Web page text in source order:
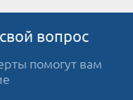
вопрос
помогут вам